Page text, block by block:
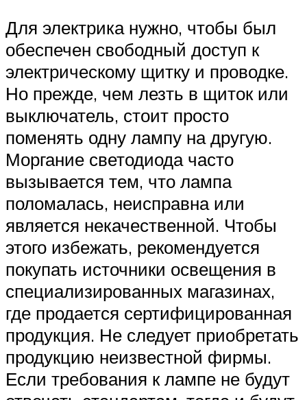
Для электрика нужно, чтобы был
обеспечен свободный доступ к
электрическому щитку и проводке.
Но прежде, чем лезть в щиток или
выключатель, стоит просто
поменять одну лампу на другую.
Моргание светодиода часто
вызывается тем, что лампа
поломалась, неисправна или
является некачественной. Чтобы
этого избежать, рекомендуется
покупать источники освещения в
специализированных магазинах,
где продается сертифицированная
продукция. Не следует приобретать
продукцию неизвестной фирмы.
Если требования к лампе не будут